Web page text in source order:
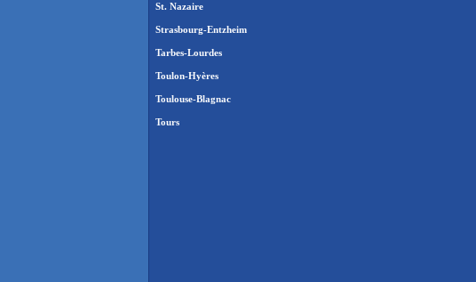
St. Nazaire
Strasbourg-Entzheim
Tarbes-Lourdes
Toulon-Hyères
Toulouse-Blagnac
Tours